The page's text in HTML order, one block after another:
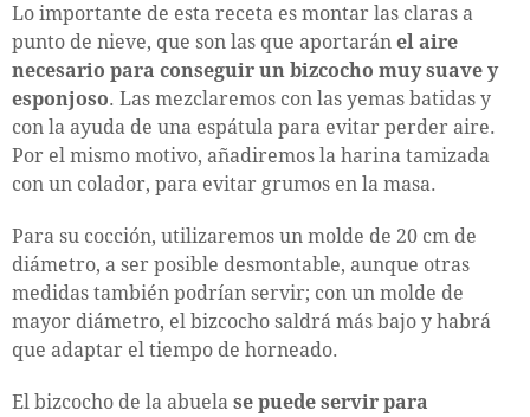
Lo importante de esta receta es montar las claras a
punto de nieve, que son las que aportarán el aire
necesario para conseguir un bizcocho muy suave y
esponjoso. Las mezclaremos con las yemas batidas y
con la ayuda de una espátula para evitar perder aire.
Por el mismo motivo, añadiremos la harina tamizada
con un colador, para evitar grumos en la masa.
Para su cocción, utilizaremos un molde de 20 cm de
diámetro, a ser posible desmontable, aunque otras
medidas también podrían servir; con un molde de
mayor diámetro, el bizcocho saldrá más bajo y habrá
que adaptar el tiempo de horneado.
El bizcocho de la abuela se puede servir para